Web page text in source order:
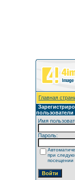
Главная
пользователи
Имя
Пароль:
при
посещении